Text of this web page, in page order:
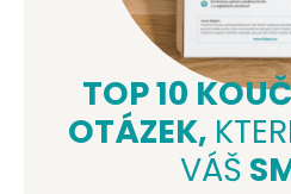
TOP 10
OTÁZEK,
VÁŠ